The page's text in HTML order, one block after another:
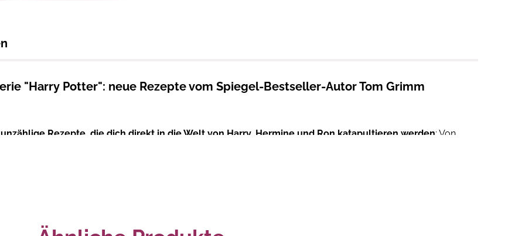
"Harry Potter": neue Rezepte vom Spiegel-Bestseller-Autor Tom Grimm
unzählige Rezepte, die dich direkt in die Welt von Harry, Hermine und Ron katapultieren werden: Von